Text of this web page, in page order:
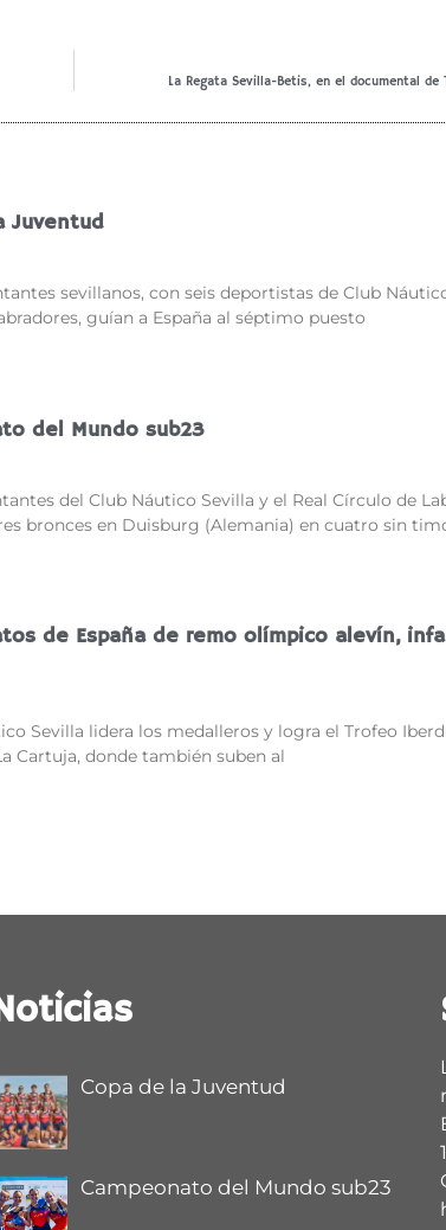
La Regata Sevilla-Betis, en el documental de
Juventud
sevillanos, con seis deportistas de Club
guían a España al séptimo puesto
del Mundo sub23
del Club Náutico Sevilla y el Real Círculo de
bronces en Duisburg (Alemania) en cuatro sin
de España de remo olímpico alevín,
Sevilla lidera los medalleros y logra el Trofeo
Cartuja, donde también suben al
Copa de la Juventud
Campeonato del Mundo sub23